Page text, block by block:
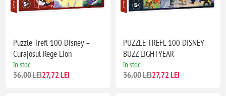
Puzzle Trefl 100 Disney –
Curajosul Rege Lion
în stoc
36,00 LEI27,72 LEI
PUZZLE TREFL 100 DISNEY
BUZZ LIGHTYEAR
în stoc
36,00 LEI27,72 LEI